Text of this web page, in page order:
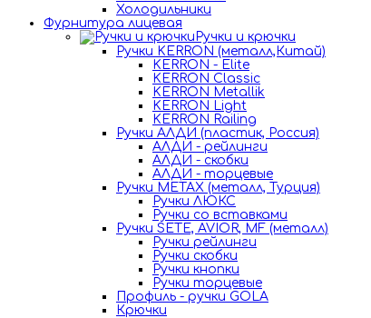
Холодильники
Фурнитура лицевая
Ручки и крючки
Ручки KERRON (металл,Китай)
KERRON - Elite
KERRON Classic
KERRON Metallik
KERRON Light
KERRON Railing
Ручки АЛДИ (пластик, Россия)
АЛДИ - рейлинги
АЛДИ - скобки
АЛДИ - торцевые
Ручки METAX (металл, Турция)
Ручки ЛЮКС
Ручки со вставками
Ручки SETE, AVIOR, MF (металл)
Ручки рейлинги
Ручки скобки
Ручки кнопки
Ручки торцевые
Профиль - ручки GOLA
Крючки